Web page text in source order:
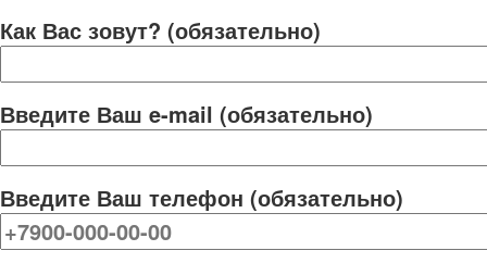
Как Вас зовут? (обязательно)
Введите Ваш e-mail (обязательно)
Введите Ваш телефон (обязательно)